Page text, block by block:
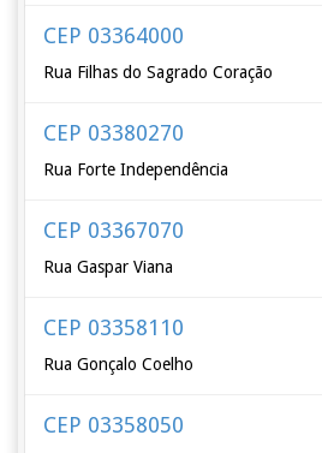
CEP 03364000
Rua Filhas do Sagrado Coração
CEP 03380270
Rua Forte Independência
CEP 03367070
Rua Gaspar Viana
CEP 03358110
Rua Gonçalo Coelho
CEP 03358050